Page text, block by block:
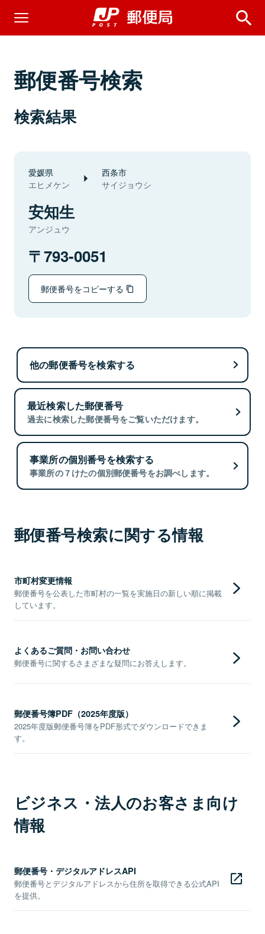
郵便番号検索
検索結果
愛媛県
エヒメケン
西条市
サイジョウシ
安知生
アンジュウ
793-0051
郵便番号をコピーする
他の郵便番号を検索する
最近検索した郵便番号
過去に検索した郵便番号をご覧いただけます。
事業所の個別番号を検索する
事業所の７けたの個別郵便番号をお調べします。
郵便番号検索に関する情報
市町村変更情報
郵便番号を公表した市町村の一覧を実施日の新しい順に掲載
しています。
よくあるご質問・お問い合わせ
郵便番号に関するさまざまな疑問にお答えします。
郵便番号簿PDF（2025年度版）
2025年度版郵便番号簿をPDF形式でダウンロードできま
す。
ビジネス・法人のお客さま向け
情報
郵便番号・デジタルアドレスAPI
郵便番号とデジタルアドレスから住所を取得できる公式API
を提供。